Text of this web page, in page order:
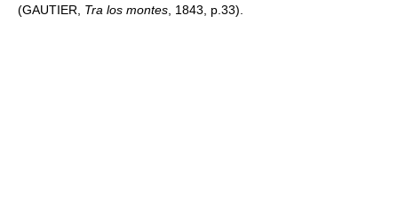
(GAUTIER, Tra los montes, 1843, p.33).